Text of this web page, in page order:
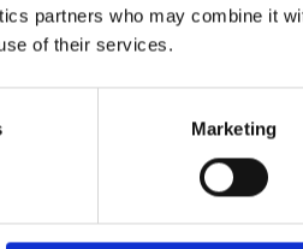
partners who may combine it
of their services.
Marketing
Appeler